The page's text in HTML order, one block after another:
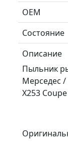
ОЕМ
Состояние
Описание
Пыльник
Мерседес /
X253